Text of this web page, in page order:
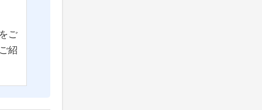
ご
紹